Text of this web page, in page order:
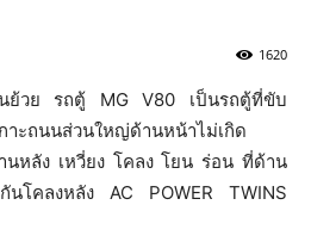
1620
ย้วย รถตู้ MG V80 เป็นรถตู้ที่ขับ
าะถนนส่วนใหญ่ด้านหน้าไม่เกิด
หลัง เหวี่ยง โคลง โยน ร่อน ที่ด้าน
โคลงหลัง AC POWER TWINS